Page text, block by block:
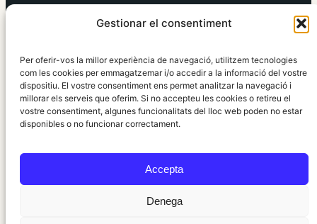
Gestionar el consentiment
Per oferir-vos la millor experiència de navegació, utilitzem tecnologies
com les cookies per emmagatzemar i/o accedir a la informació del vostre
dispositiu. El vostre consentiment ens permet analitzar la navegació i
millorar els serveis que oferim. Si no accepteu les cookies o retireu el
vostre consentiment, algunes funcionalitats del lloc web poden no estar
disponibles o no funcionar correctament.
Accepta
Denega
Política
Societat
Tendències
elRidaura.com